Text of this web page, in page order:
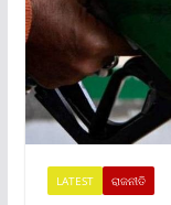
LATEST ରାଜନୀତି